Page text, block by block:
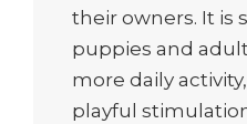
their owners. It is
puppies and
more daily
playful